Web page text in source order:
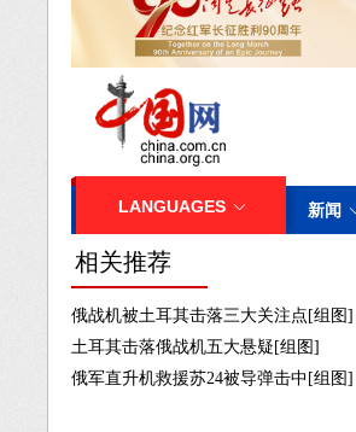
相关推荐
俄战机被土耳其击落三大关注点[组图]
土耳其击落俄战机五大悬疑[组图]
俄军直升机救援苏24被导弹击中[组图]